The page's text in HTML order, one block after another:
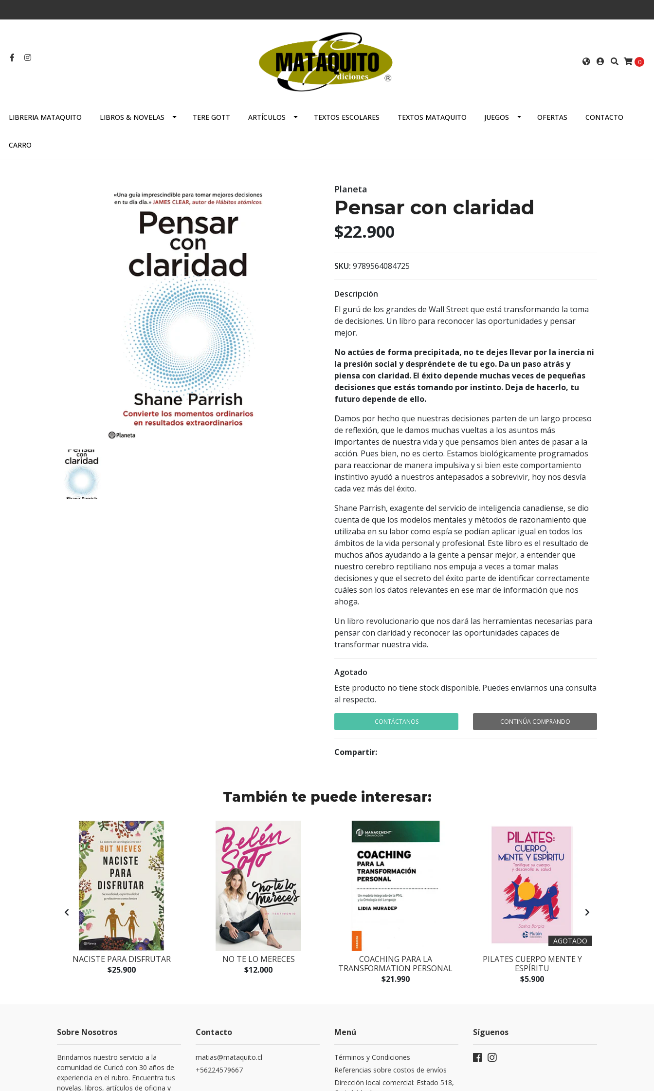
0
LIBRERIA MATAQUITO LIBROS & NOVELAS TERE GOTT ARTÍCULOS TEXTOS ESCOLARES TEXTOS MATAQUITO JUEGOS OFERTAS CONTACTO
CARRO
Planeta
Pensar con claridad
$22.900
SKU: 9789564084725
Descripción
El gurú de los grandes de Wall Street que está transformando la toma
de decisiones. Un libro para reconocer las oportunidades y pensar
mejor.
No actúes de forma precipitada, no te dejes llevar por la inercia ni
la presión social y despréndete de tu ego. Da un paso atrás y
piensa con claridad. El éxito depende muchas veces de pequeñas
decisiones que estás tomando por instinto. Deja de hacerlo, tu
futuro depende de ello.
Damos por hecho que nuestras decisiones parten de un largo proceso
de reflexión, que le damos muchas vueltas a los asuntos más
importantes de nuestra vida y que pensamos bien antes de pasar a la
acción. Pues bien, no es cierto. Estamos biológicamente programados
para reaccionar de manera impulsiva y si bien este comportamiento
instintivo ayudó a nuestros antepasados a sobrevivir, hoy nos desvía
cada vez más del éxito.
Shane Parrish, exagente del servicio de inteligencia canadiense, se dio
cuenta de que los modelos mentales y métodos de razonamiento que
utilizaba en su labor como espía se podían aplicar igual en todos los
ámbitos de la vida personal y profesional. Este libro es el resultado de
muchos años ayudando a la gente a pensar mejor, a entender que
nuestro cerebro reptiliano nos empuja a veces a tomar malas
decisiones y que el secreto del éxito parte de identificar correctamente
cuáles son los datos relevantes en ese mar de información que nos
ahoga.
Un libro revolucionario que nos dará las herramientas necesarias para
pensar con claridad y reconocer las oportunidades capaces de
transformar nuestra vida.
Agotado
Este producto no tiene stock disponible. Puedes enviarnos una consulta
al respecto.
CONTÁCTANOS CONTINÚA COMPRANDO
Compartir:
También te puede interesar:
NACISTE PARA DISFRUTAR
$25.900
NO TE LO MERECES
$12.000
COACHING PARA LA
TRANSFORMATION PERSONAL
$21.990
AGOTADO
PILATES CUERPO MENTE Y
ESPÍRITU
$5.900
Sobre Nosotros
Brindamos nuestro servicio a la
comunidad de Curicó con 30 años de
experiencia en el rubro. Encuentra tus
novelas, libros, artículos de oficina y
Contacto
matias@mataquito.cl
+56224579667
Menú
Términos y Condiciones
Referencias sobre costos de envíos
Dirección local comercial: Estado 518,
Síguenos